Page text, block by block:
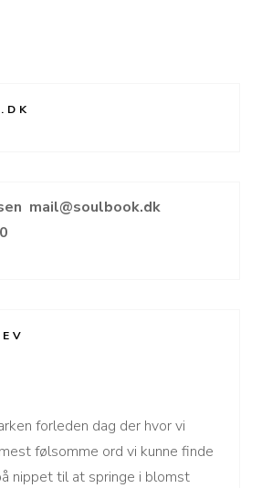
mail@soulbook.dk
forleden dag der hvor vi
følsomme ord vi kunne finde
nippet til at springe i blomst